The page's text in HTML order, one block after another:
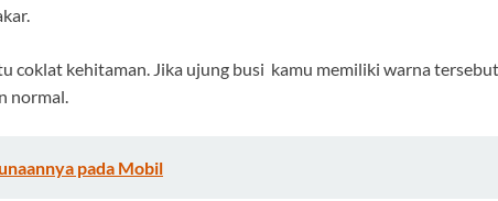
coklat kehitaman. Jika ujung busi kamu memiliki warna
normal.
pada Mobil